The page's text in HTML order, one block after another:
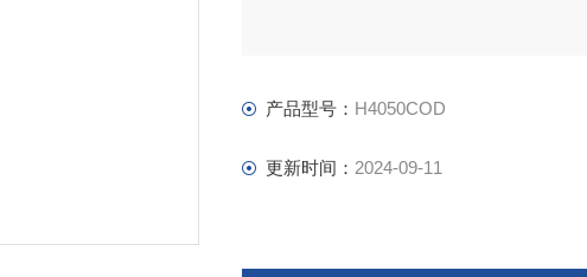
产品型号： H4050COD
更新时间： 2024-09-11